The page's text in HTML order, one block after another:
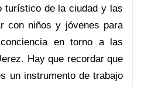
turístico de la ciudad y las
con niños y jóvenes para
en torno a las
Hay que recordar que
un instrumento de trabajo